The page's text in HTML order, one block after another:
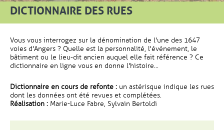
DICTIONNAIRE DES RUES
Vous vous interrogez sur la dénomination de l'une des 1647
voies d'Angers ? Quelle est la personnalité, l'événement, le
bâtiment ou le lieu-dit ancien auquel elle fait référence ? Ce
dictionnaire en ligne vous en donne l'histoire...
Dictionnaire en cours de refonte : un astérisque indique les rues
dont les données ont été revues et complétées.
Réalisation : Marie-Luce Fabre, Sylvain Bertoldi